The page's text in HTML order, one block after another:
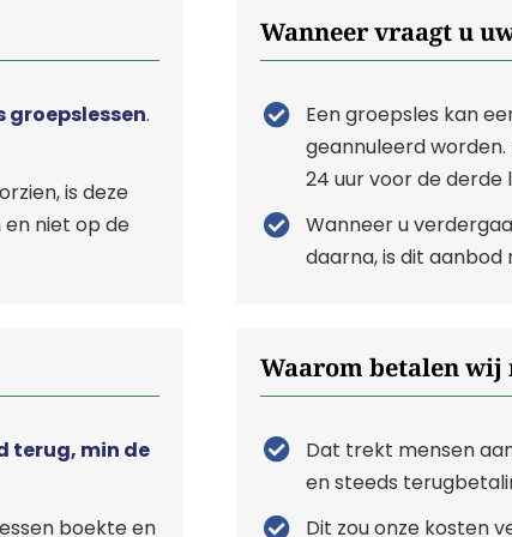
groepslessen.
is deze
niet op de
Wanneer vraagt u
Een groepsles kan
geannuleerd
24 uur voor de derde
Wanneer u
daarna, is dit aanbod
terug, min de
boekte en
Waarom betalen wij
Dat trekt mensen
en steeds
Dit zou onze kosten